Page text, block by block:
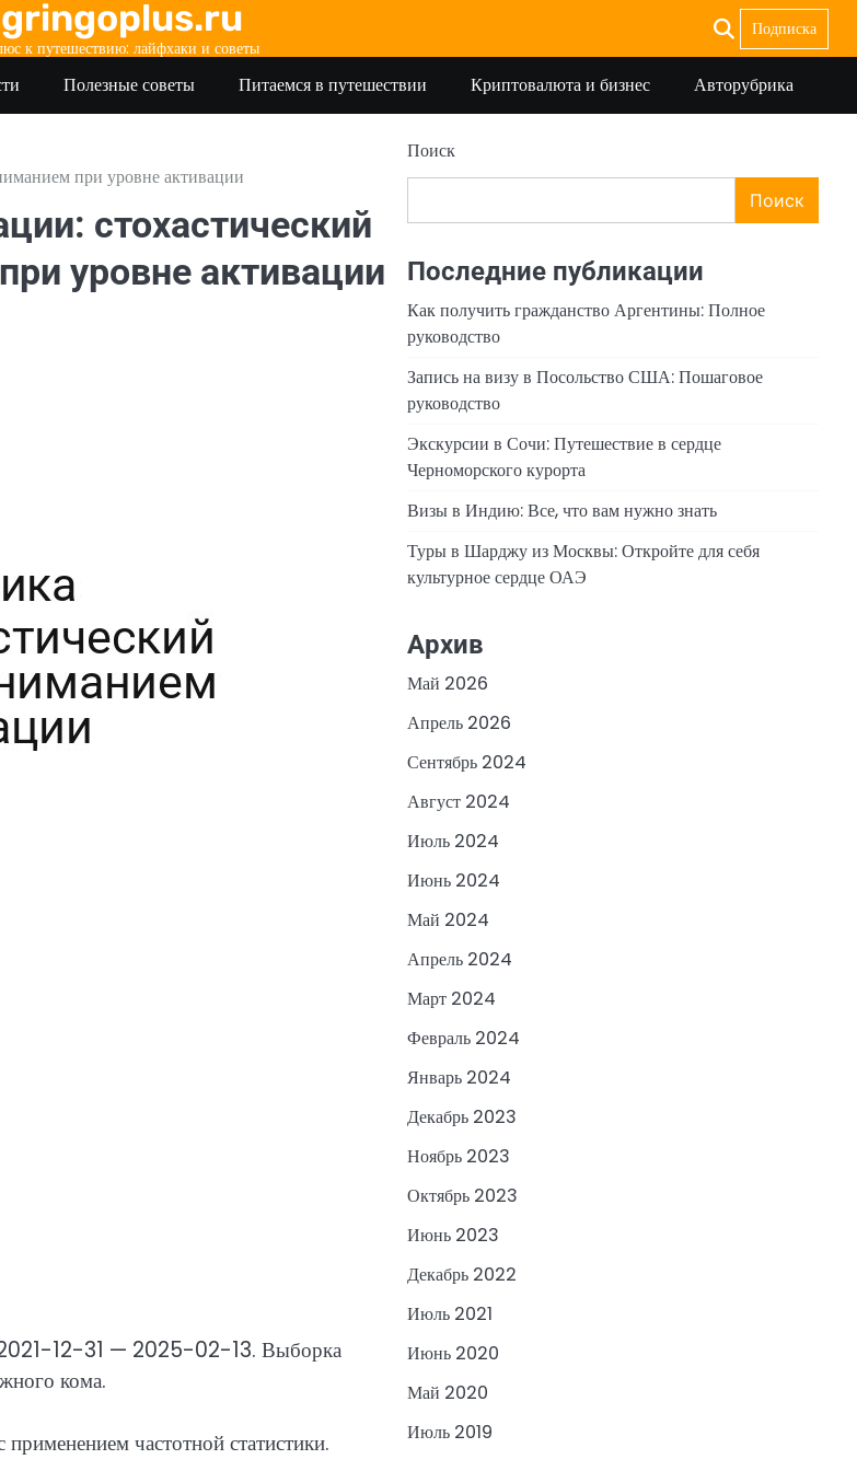
gringoplus.ru
к путешествию: лайфхаки и советы
Подписка
Полезные советы Питаемся в путешествии Криптовалюта и бизнес Авторубрика
при уровне активации
стохастический
уровне активации
2021-12-31 — 2025-02-13. Выборка
кома.
частотной статистики.
Поиск
Поиск
Последние публикации
Как получить гражданство Аргентины: Полное
руководство
Запись на визу в Посольство США: Пошаговое
руководство
Экскурсии в Сочи: Путешествие в сердце
Черноморского курорта
Визы в Индию: Все, что вам нужно знать
Туры в Шарджу из Москвы: Откройте для себя
культурное сердце ОАЭ
Архив
Май 2026
Апрель 2026
Сентябрь 2024
Август 2024
Июль 2024
Июнь 2024
Май 2024
Апрель 2024
Март 2024
Февраль 2024
Январь 2024
Декабрь 2023
Ноябрь 2023
Октябрь 2023
Июнь 2023
Декабрь 2022
Июль 2021
Июнь 2020
Май 2020
Июль 2019